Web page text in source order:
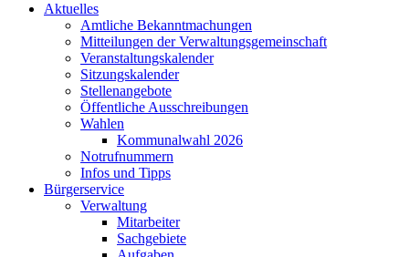
Aktuelles
Amtliche Bekanntmachungen
Mitteilungen der Verwaltungsgemeinschaft
Veranstaltungskalender
Sitzungskalender
Stellenangebote
Öffentliche Ausschreibungen
Wahlen
Kommunalwahl 2026
Notrufnummern
Infos und Tipps
Bürgerservice
Verwaltung
Mitarbeiter
Sachgebiete